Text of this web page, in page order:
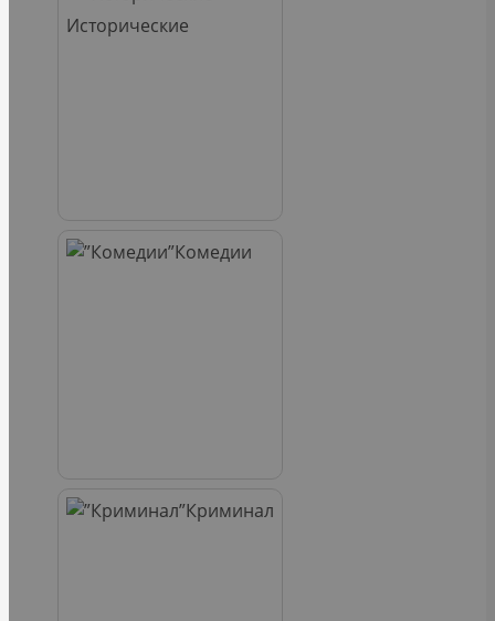
Исторические
Комедии
Криминал